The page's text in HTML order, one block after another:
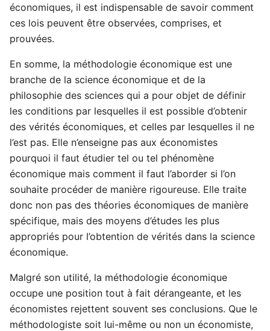
économiques, il est indispensable de savoir comment
ces lois peuvent être observées, comprises, et
prouvées.
En somme, la méthodologie économique est une
branche de la science économique et de la
philosophie des sciences qui a pour objet de définir
les conditions par lesquelles il est possible d’obtenir
des vérités économiques, et celles par lesquelles il ne
l’est pas. Elle n’enseigne pas aux économistes
pourquoi il faut étudier tel ou tel phénomène
économique mais comment il faut l’aborder si l’on
souhaite procéder de manière rigoureuse. Elle traite
donc non pas des théories économiques de manière
spécifique, mais des moyens d’études les plus
appropriés pour l’obtention de vérités dans la science
économique.
Malgré son utilité, la méthodologie économique
occupe une position tout à fait dérangeante, et les
économistes rejettent souvent ses conclusions. Que le
méthodologiste soit lui-même ou non un économiste,